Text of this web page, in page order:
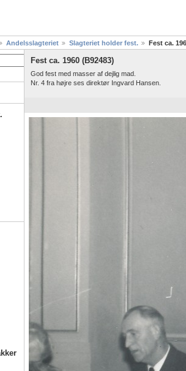
Andelsslagteriet Slagteriet holder fest. Fest ca.
Fest ca. 1960 (B92483)
God fest med masser af dejlig mad.
Nr. 4 fra højre ses direktør Ingvard Hansen.